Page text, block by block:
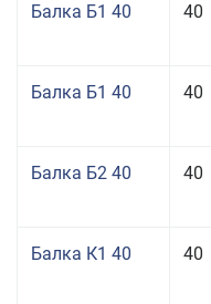
Балка Б1 40 40
Балка Б1 40 40
Балка Б2 40 40
Балка К1 40 40